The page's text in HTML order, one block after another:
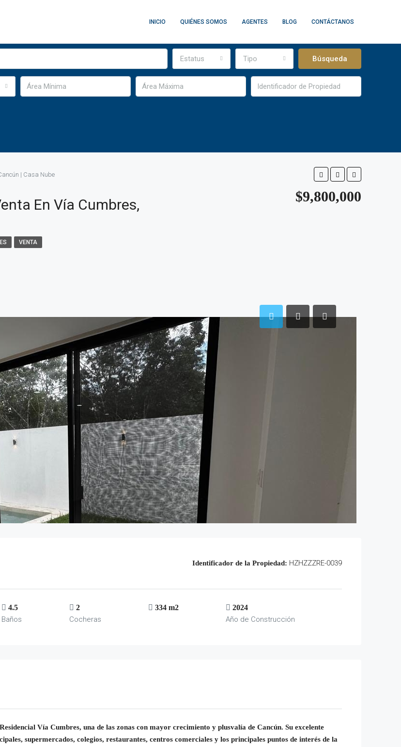
INICIO QUIÉNES SOMOS AGENTES BLOG CONTÁCTANOS
Estatus Tipo Búsqueda
| Casa Nube
En Vía Cumbres,
$9,800,000
VENTA
Identificador de la Propiedad: HZHZZZRE-0039
4.5
Baños
2
Cocheras
334 m2 2024
Año de Construcción
Vía Cumbres, una de las zonas con mayor crecimiento y plusvalía de Cancún. Su excelente
supermercados, colegios, restaurantes, centros comerciales y los principales puntos de interés de la